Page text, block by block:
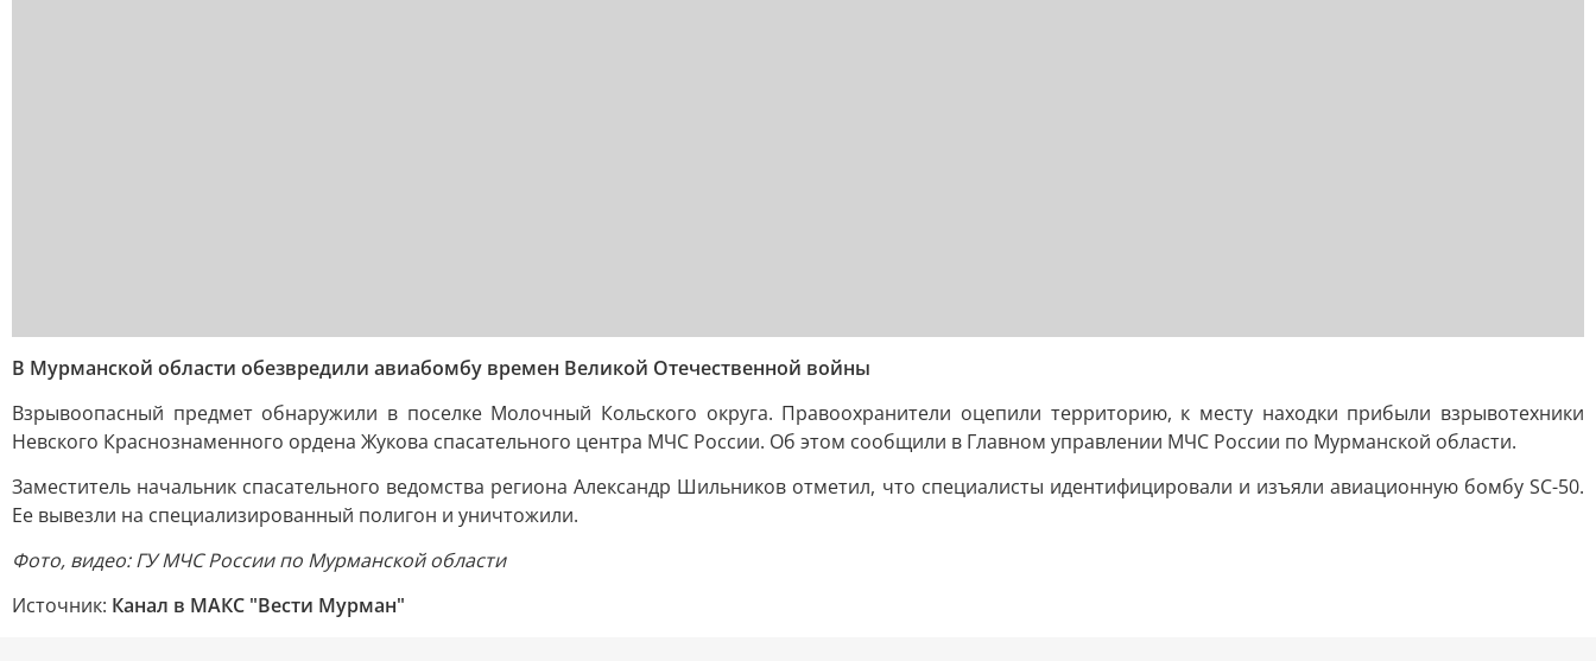
В Мурманской области обезвредили авиабомбу времен Великой Отечественной войны
Взрывоопасный предмет обнаружили в поселке Молочный Кольского округа. Правоохранители оцепили территорию, к месту находки прибыли взрывотехники
Невского Краснознаменного ордена Жукова спасательного центра МЧС России. Об этом сообщили в Главном управлении МЧС России по Мурманской области.
Заместитель начальник спасательного ведомства региона Александр Шильников отметил, что специалисты идентифицировали и изъяли авиационную бомбу SC-50.
Ее вывезли на специализированный полигон и уничтожили.
Фото, видео: ГУ МЧС России по Мурманской области
Источник: Канал в МАКС "Вести Мурман"